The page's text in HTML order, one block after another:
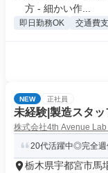
方 - 細かい作...
即日勤務OK 交通費
NEW 正社員
未経験|製造スタッ
株式会社4th Avenue Lab
20代活躍中◎完全週
栃木県宇都宮市馬